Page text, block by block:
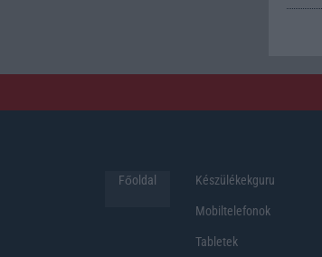
Főoldal Készülékekguru
Mobiltelefonok
Tabletek